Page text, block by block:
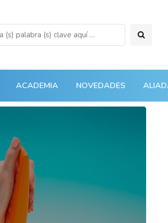
ACADEMIA NOVEDADES